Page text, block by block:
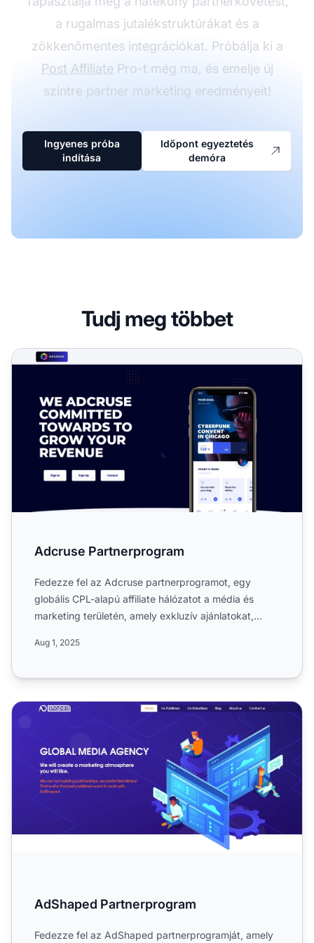
a rugalmas jutalékstruktúrákat és a
zökkenőmentes integrációkat. Próbálja ki a
Post Affiliate Pro-t még ma, és emelje új
szintre partner marketing eredményeit!
Ingyenes próba
indítása
Időpont egyeztetés
demóra
Tudj meg többet
Adcruse Partnerprogram
Adcruse Partnerprogram
Fedezze fel az Adcruse partnerprogramot, egy
globális CPL-alapú affiliate hálózatot a média és
marketing területén, amely exkluzív ajánlatokat,
Aug 1, 2025
AdShaped Partnerprogram
AdShaped Partnerprogram
Fedezze fel az AdShaped partnerprogramját, amely